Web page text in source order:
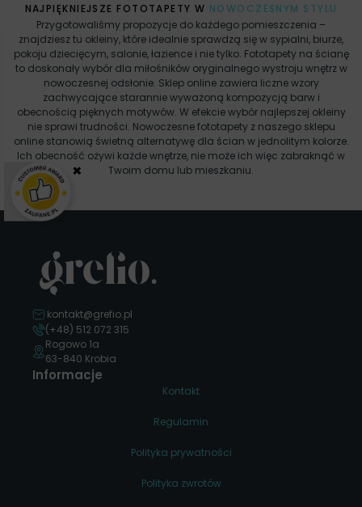
NAJPIĘKNIEJSZE FOTOTAPETY W NOWOCZESNYM STYLU
Przygotowaliśmy propozycje do każdego pomieszczenia –
znajdziesz tu okleiny, które idealnie sprawdzą się w sypialni, biurze,
pokoju dziecięcym, salonie, łazience i nie tylko. Fototapety na ścianę
to doskonały wybór dla miłośników oryginalnego wystroju wnętrz w
nowoczesnej odsłonie. Sklep online zawiera liczne wzory
zachwycające starannie wyważoną kompozycją barw i
obecnością pięknych motywów. W efekcie wybór najlepszej okleiny
nie sprawi trudności. Nowoczesne fototapety z naszego sklepu
online stanowią świetną alternatywę dla ścian w jednolitym kolorze.
Ich obecność ożywi każde wnętrze, nie może ich więc zabraknąć w
Twoim domu lub mieszkaniu.
kontakt@grefio.pl
(+48) 512 072 315
Rogowo 1a
63-840 Krobia
Informacje
Kontakt
Regulamin
Polityka prywatności
Polityka zwrotów
×